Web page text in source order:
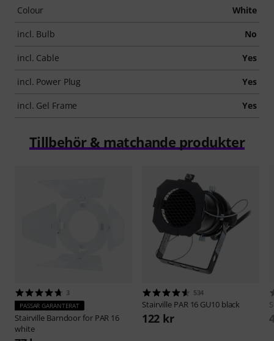
Colour White
incl. Bulb No
incl. Cable Yes
incl. Power Plug Yes
incl. Gel Frame Yes
Tillbehör & matchande produkter
3
PASSAR GARANTERAT
Stairville Barndoor for PAR 16
white
534
Stairville PAR 16 GU10 black
122 kr